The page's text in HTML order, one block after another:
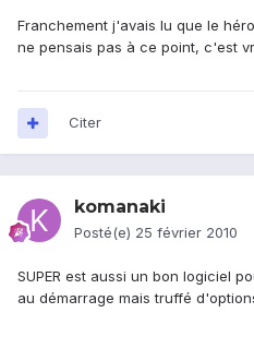
Franchement j'avais lu que le
ne pensais pas à ce point, c'est
Citer
komanaki
Posté(e) 25 février 2010
SUPER est aussi un bon logiciel
au démarrage mais truffé